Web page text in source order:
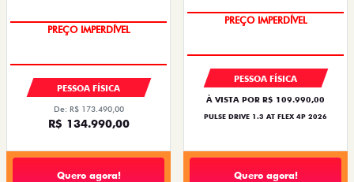
PREÇO IMPERDÍVEL
PESSOA FÍSICA
De: R$ 173.490,00
R$ 134.990,00
Quero agora!
PREÇO IMPERDÍVEL
PESSOA FÍSICA
À VISTA POR R$ 109.990,00
PULSE DRIVE 1.3 AT FLEX 4P 2026
Quero agora!